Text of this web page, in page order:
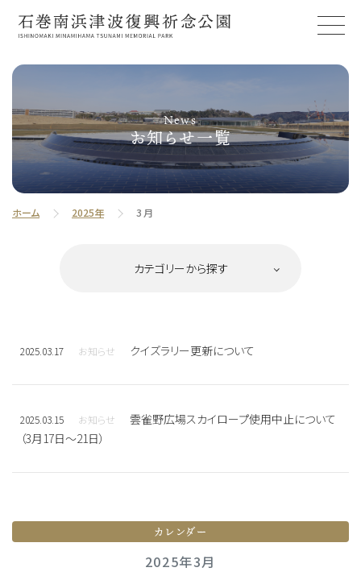
News
お知らせ一覧
ホーム 2025年 3月
2025.03.17 お知らせ クイズラリー更新について
2025.03.15 お知らせ
雲雀野広場スカイロープ使用中止について
（3月17日～21日）
カレンダー
2025年3月